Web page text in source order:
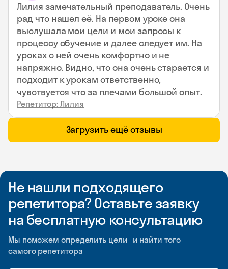
Лилия замечательный преподаватель. Очень
рад что нашел её. На первом уроке она
выслушала мои цели и мои запросы к
процессу обучение и далее следует им. На
уроках с ней очень комфортно и не
напряжно. Видно, что она очень старается и
подходит к урокам ответственно,
чувствуется что за плечами большой опыт.
Репетитор: Лилия
Загрузить ещё отзывы
Не нашли подходящего
репетитора? Оставьте заявку
на бесплатную консультацию
Мы поможем определить цели и найти того
самого репетитора